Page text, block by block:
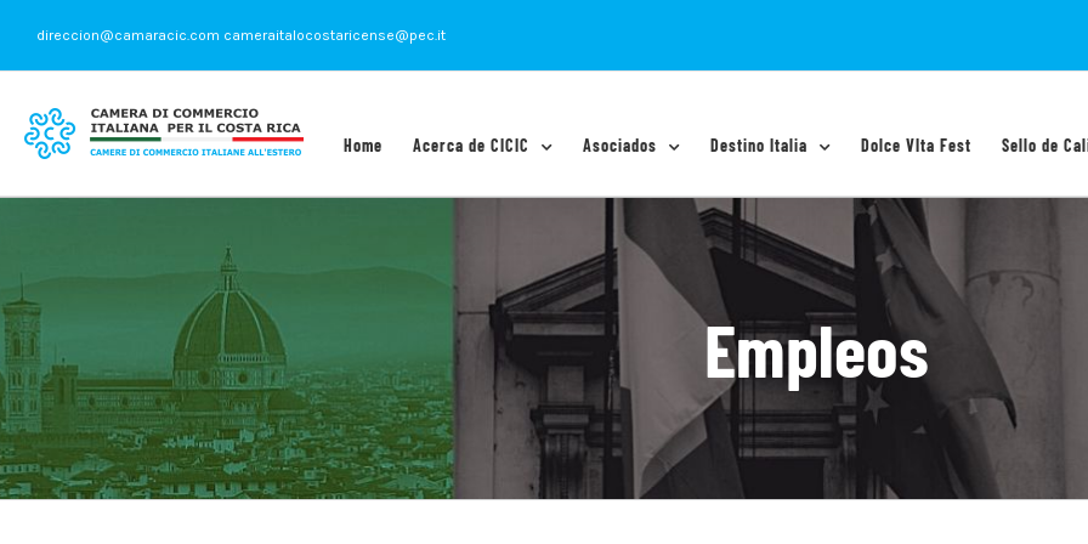
contenido
direccion@camaracic.com cameraitalocostaricense@pec.it
Home Acerca de CICIC Asociados Destino Italia Dolce VIta Fest Sello de
Empleos